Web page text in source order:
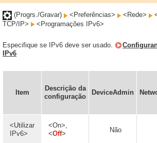
(Progrs./Gravar) <Preferências> <Rede>
TCP/IP>
<Programações IPv6>
Especifique se IPv6 deve ser usado.
IPv6
Item
Descrição da
configuração
DeviceAdmin
<Utilizar
IPv6>
<On>,
<Off> Não